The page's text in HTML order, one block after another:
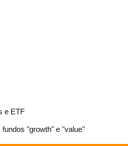
e ETF
"growth" e "value"